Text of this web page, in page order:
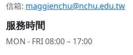
信箱: maggienchu@nchu.edu.tw
服務時間
MON - FRI 08:00 – 17:00